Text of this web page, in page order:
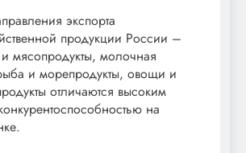
экспорта
продукции России –
мясопродукты, молочная
и морепродукты, овощи и
отличаются высоким
на